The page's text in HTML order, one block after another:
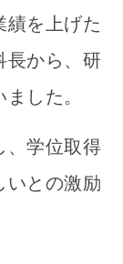
績を上げた
長から、研
した。
、学位取得
いとの激励